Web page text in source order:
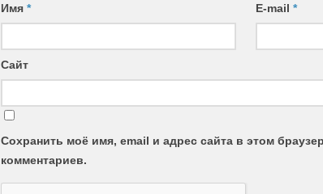
Имя * E-mail*
Сайт
Сохранить моё имя, email и адрес сайта в этом
комментариев.